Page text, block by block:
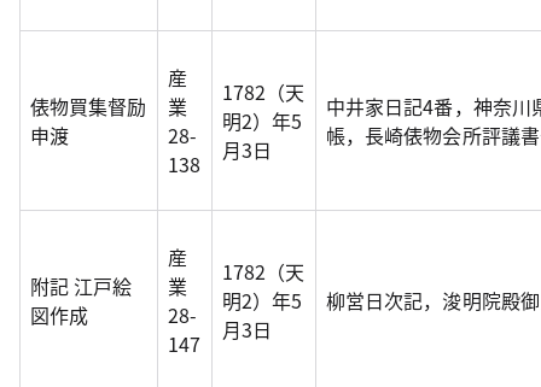
俵物買集督励
申渡
産
業
28-
138
1782（天
明2）年5
月3日
中井家日記4番，神奈
帳，長崎俵物会所評議
附記 江戸絵
図作成
産
業
28-
147
1782（天
明2）年5
月3日
柳営日次記，浚明院殿